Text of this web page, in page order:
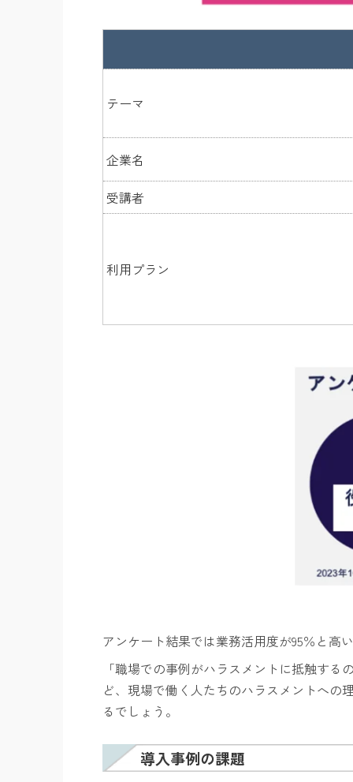
テーマ
企業名
受講者
利用プラン
アンケート結果では業務活用度が95％ と高
「職場での事例がハラスメントに抵触す
ど、現場で働く人たちのハラスメントへの
るでしょう。
導入事例の課題